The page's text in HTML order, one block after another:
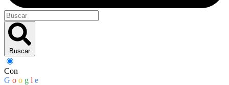
Buscar
Con
G o o g l e